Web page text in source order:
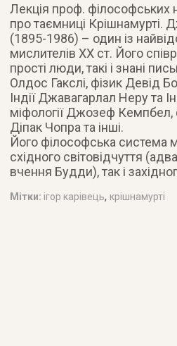
Лекція проф. філософських
про таємниці Крішнамурті.
(1895-1986) – один із
мислителів ХХ ст. Його
прості люди, такі і знані
Олдос Гакслі, фізик Девід
Індії Джавагарлал Неру та
міфології Джозеф Кемпбел,
Діпак Чопра та інші.
Його філософська система
східного світовідчуття
вчення Будди), так і
Мітки: ігор карівець, крішнамурті